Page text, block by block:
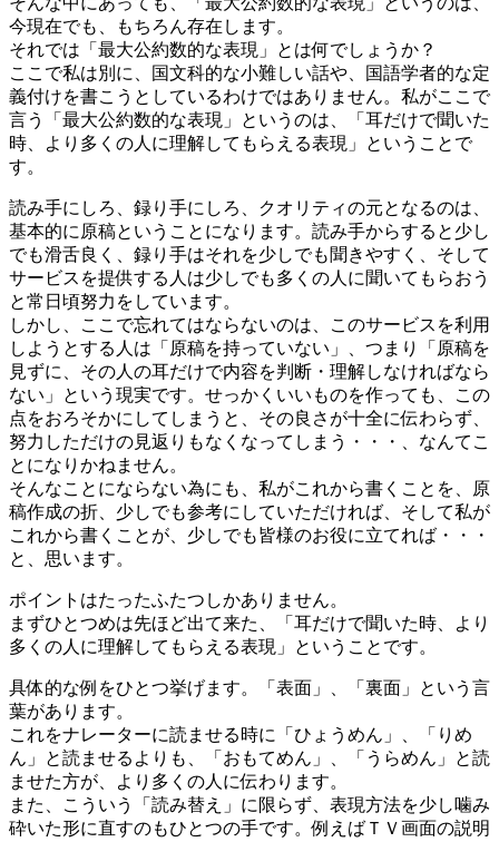
今現在でも、もちろん存在します。
それでは「最大公約数的な表現」とは何でしょうか？
ここで私は別に、国文科的な小難しい話や、国語学者的な定
義付けを書こうとしているわけではありません。私がここで
言う「最大公約数的な表現」というのは、「耳だけで聞いた
時、より多くの人に理解してもらえる表現」ということで
す。
読み手にしろ、録り手にしろ、クオリティの元となるのは、
基本的に原稿ということになります。読み手からすると少し
でも滑舌良く、録り手はそれを少しでも聞きやすく、そして
サービスを提供する人は少しでも多くの人に聞いてもらおう
と常日頃努力をしています。
しかし、ここで忘れてはならないのは、このサービスを利用
しようとする人は「原稿を持っていない」、つまり「原稿を
見ずに、その人の耳だけで内容を判断・理解しなければなら
ない」という現実です。せっかくいいものを作っても、この
点をおろそかにしてしまうと、その良さが十全に伝わらず、
努力しただけの見返りもなくなってしまう・・・、なんてこ
とになりかねません。
そんなことにならない為にも、私がこれから書くことを、原
稿作成の折、少しでも参考にしていただければ、そして私が
これから書くことが、少しでも皆様のお役に立てれば・・・
と、思います。
ポイントはたったふたつしかありません。
まずひとつめは先ほど出て来た、「耳だけで聞いた時、より
多くの人に理解してもらえる表現」ということです。
具体的な例をひとつ挙げます。「表面」、「裏面」という言
葉があります。
これをナレーターに読ませる時に「ひょうめん」、「りめ
ん」と読ませるよりも、「おもてめん」、「うらめん」と読
ませた方が、より多くの人に伝わります。
また、こういう「読み替え」に限らず、表現方法を少し噛み
砕いた形に直すのもひとつの手です。例えばＴＶ画面の説明